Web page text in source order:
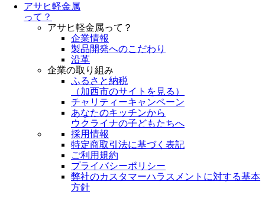
アサヒ軽金属
って？
アサヒ軽金属って？
企業情報
製品開発へのこだわり
沿革
企業の取り組み
ふるさと納税
（加西市のサイトを見る ）
チャリティーキャンペーン
あなたのキッチンから
ウクライナの子どもたちへ
採用情報
特定商取引法に基づく表記
ご利用規約
プライバシーポリシー
弊社のカスタマーハラスメントに対する基本
方針